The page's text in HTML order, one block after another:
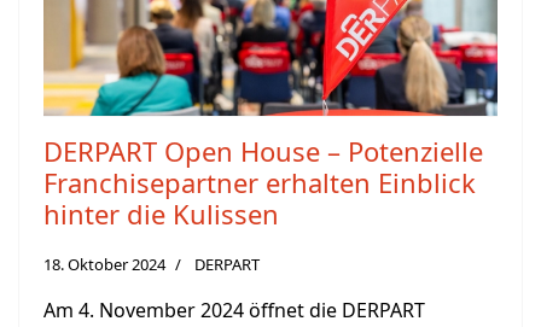
DERPART Open House – Potenzielle
Franchisepartner erhalten Einblick
hinter die Kulissen
18. Oktober 2024 DERPART
Am 4. November 2024 öffnet die DERPART